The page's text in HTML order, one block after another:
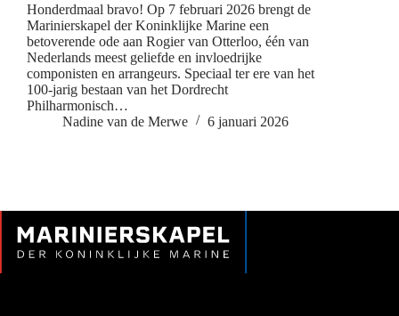
Honderdmaal bravo! Op 7 februari 2026 brengt de
Marinierskapel der Koninklijke Marine een
betoverende ode aan Rogier van Otterloo, één van
Nederlands meest geliefde en invloedrijke
componisten en arrangeurs. Speciaal ter ere van het
100-jarig bestaan van het Dordrecht
Philharmonisch…
Nadine van de Merwe
6 januari 2026